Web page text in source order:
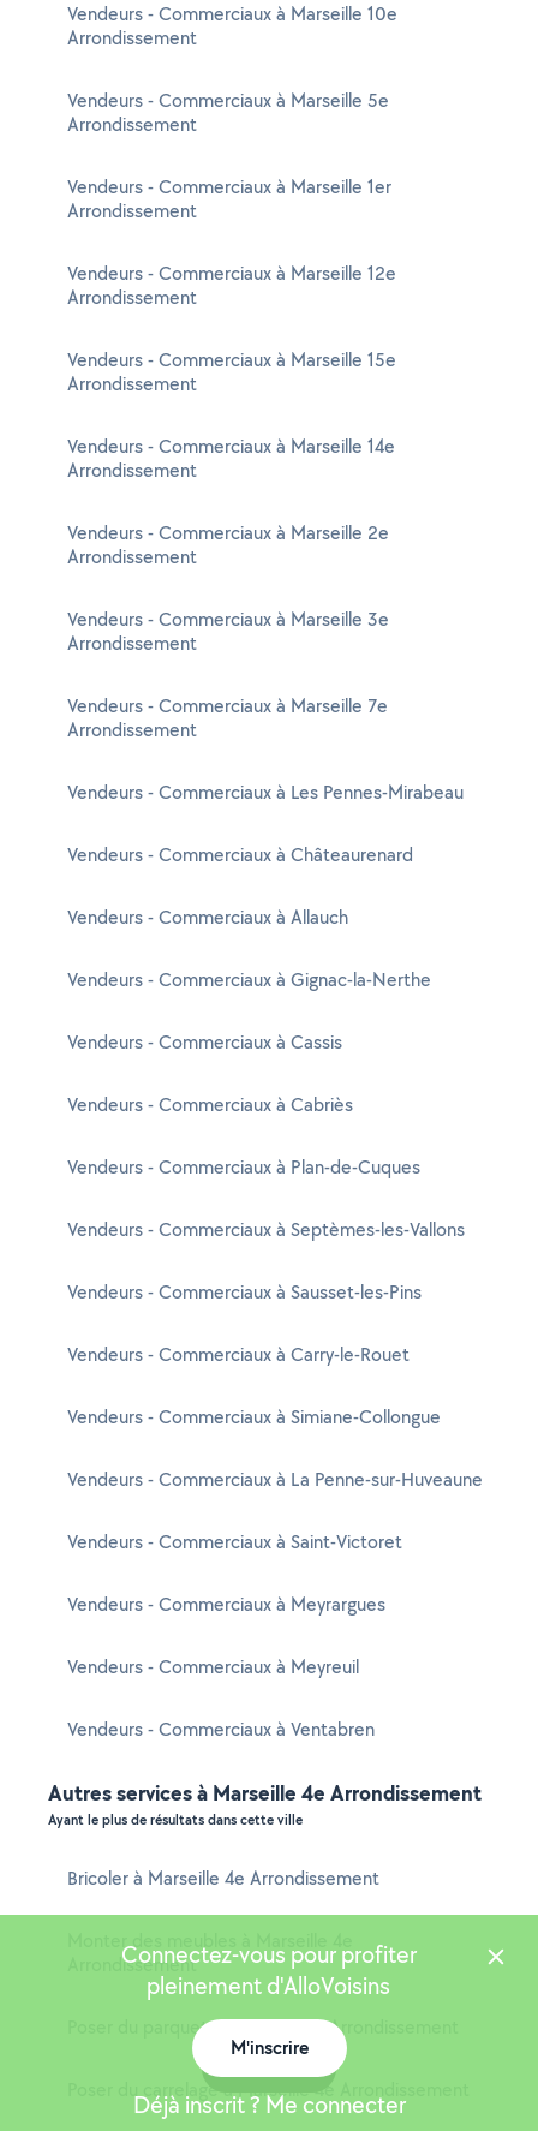
Vendeurs - Commerciaux à Marseille 10e
Arrondissement
Vendeurs - Commerciaux à Marseille 5e
Arrondissement
Vendeurs - Commerciaux à Marseille 1er
Arrondissement
Vendeurs - Commerciaux à Marseille 12e
Arrondissement
Vendeurs - Commerciaux à Marseille 15e
Arrondissement
Vendeurs - Commerciaux à Marseille 14e
Arrondissement
Vendeurs - Commerciaux à Marseille 2e
Arrondissement
Vendeurs - Commerciaux à Marseille 3e
Arrondissement
Vendeurs - Commerciaux à Marseille 7e
Arrondissement
Vendeurs - Commerciaux à Les Pennes-Mirabeau
Vendeurs - Commerciaux à Châteaurenard
Vendeurs - Commerciaux à Allauch
Vendeurs - Commerciaux à Gignac-la-Nerthe
Vendeurs - Commerciaux à Cassis
Vendeurs - Commerciaux à Cabriès
Vendeurs - Commerciaux à Plan-de-Cuques
Vendeurs - Commerciaux à Septèmes-les-Vallons
Vendeurs - Commerciaux à Sausset-les-Pins
Vendeurs - Commerciaux à Carry-le-Rouet
Vendeurs - Commerciaux à Simiane-Collongue
Vendeurs - Commerciaux à La Penne-sur-Huveaune
Vendeurs - Commerciaux à Saint-Victoret
Vendeurs - Commerciaux à Meyrargues
Vendeurs - Commerciaux à Meyreuil
Vendeurs - Commerciaux à Ventabren
Autres services à Marseille 4e Arrondissement
Ayant le plus de résultats dans cette ville
Bricoler à Marseille 4e Arrondissement
Monter des meubles à Marseille 4e
Arrondissement
Poser du parquet à Marseille 4e Arrondissement
Poser du carrelage à Marseille 4e Arrondissement
Connectez-vous pour profiter
pleinement d'AlloVoisins
M'inscrire
Déjà inscrit ? Me connecter